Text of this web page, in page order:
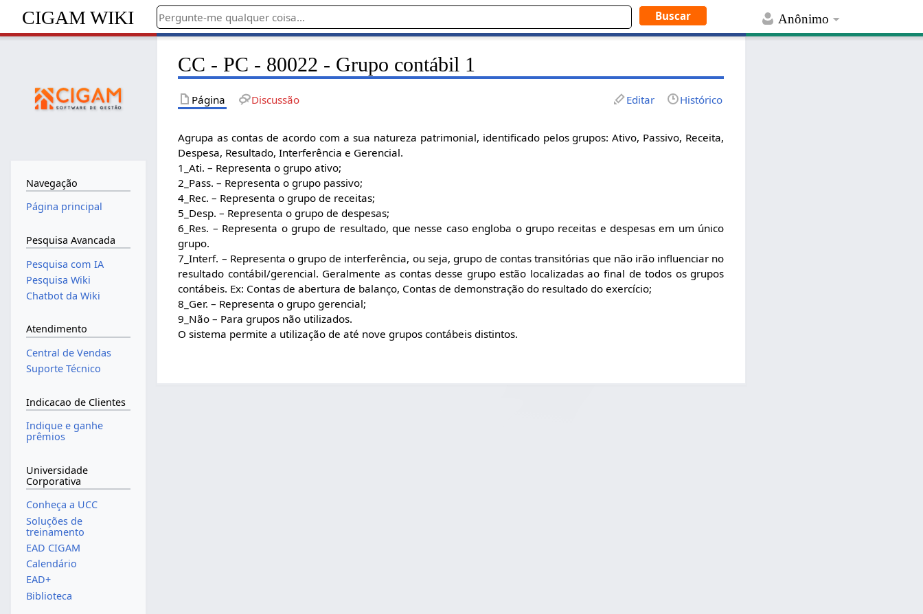
Anônimo
CIGAM WIKI
CC - PC - 80022 - Grupo contábil 1
Página Discussão Editar Histórico
Agrupa as contas de acordo com a sua natureza patrimonial, identificado pelos grupos: Ativo, Passivo, Receita,
Despesa, Resultado, Interferência e Gerencial.
1_Ati. – Representa o grupo ativo;
2_Pass. – Representa o grupo passivo;
4_Rec. – Representa o grupo de receitas;
5_Desp. – Representa o grupo de despesas;
6_Res. – Representa o grupo de resultado, que nesse caso engloba o grupo receitas e despesas em um único
grupo.
7_Interf. – Representa o grupo de interferência, ou seja, grupo de contas transitórias que não irão influenciar no
resultado contábil/gerencial. Geralmente as contas desse grupo estão localizadas ao final de todos os grupos
contábeis. Ex: Contas de abertura de balanço, Contas de demonstração do resultado do exercício;
8_Ger. – Representa o grupo gerencial;
9_Não – Para grupos não utilizados.
O sistema permite a utilização de até nove grupos contábeis distintos.
Navegação
Página principal
Pesquisa Avancada
Pesquisa com IA
Pesquisa Wiki
Chatbot da Wiki
Atendimento
Central de Vendas
Suporte Técnico
Indicacao de Clientes
Indique e ganhe
prêmios
Universidade
Corporativa
Conheça a UCC
Soluções de
treinamento
EAD CIGAM
Calendário
EAD+
Biblioteca